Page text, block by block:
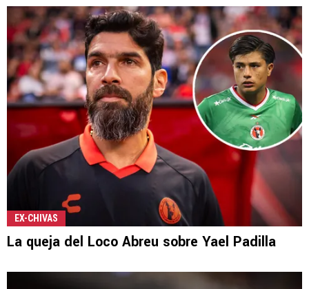
EX-CHIVAS
La queja del Loco Abreu sobre Yael Padilla